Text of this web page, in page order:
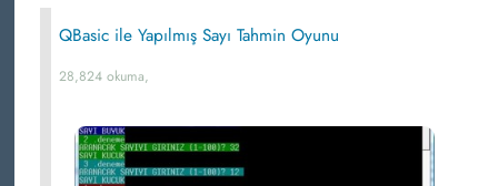
QBasic ile Yapılmış Sayı Tahmin Oyunu
28,824 okuma,